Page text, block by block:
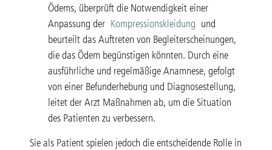
Ödems, überprüft die Notwendigkeit einer
Anpassung der Kompressionskleidung und
beurteilt das Auftreten von Begleiterscheinungen,
die das Ödem begünstigen könnten. Durch eine
ausführliche und regelmäßige Anamnese, gefolgt
von einer Befunderhebung und Diagnosestellung,
leitet der Arzt Maßnahmen ab, um die Situation
des Patienten zu verbessern.
Sie als Patient spielen jedoch die entscheidende Rolle in